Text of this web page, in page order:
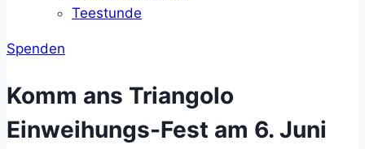
Teestunde
Spenden
Komm ans Triangolo
Einweihungs-Fest am 6. Juni